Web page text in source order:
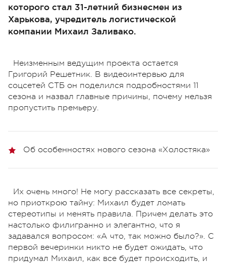
которого стал 31-летний бизнесмен из
Харькова, учредитель логистической
компании Михаил Заливако.
Неизменным ведущим проекта остается
Григорий Решетник. В видеоинтервью для
соцсетей СТБ он поделился подробностями 11
сезона и назвал главные причины, почему нельзя
пропустить премьеру.
Об особенностях нового сезона «Холостяка»
Их очень много! Не могу рассказать все секреты,
но приоткрою тайну: Михаил будет ломать
стереотипы и менять правила. Причем делать это
настолько филигранно и элегантно, что я
задавался вопросом: «А что, так можно было?». С
первой вечеринки никто не будет ожидать, что
придумал Михаил, как все будет происходить, и